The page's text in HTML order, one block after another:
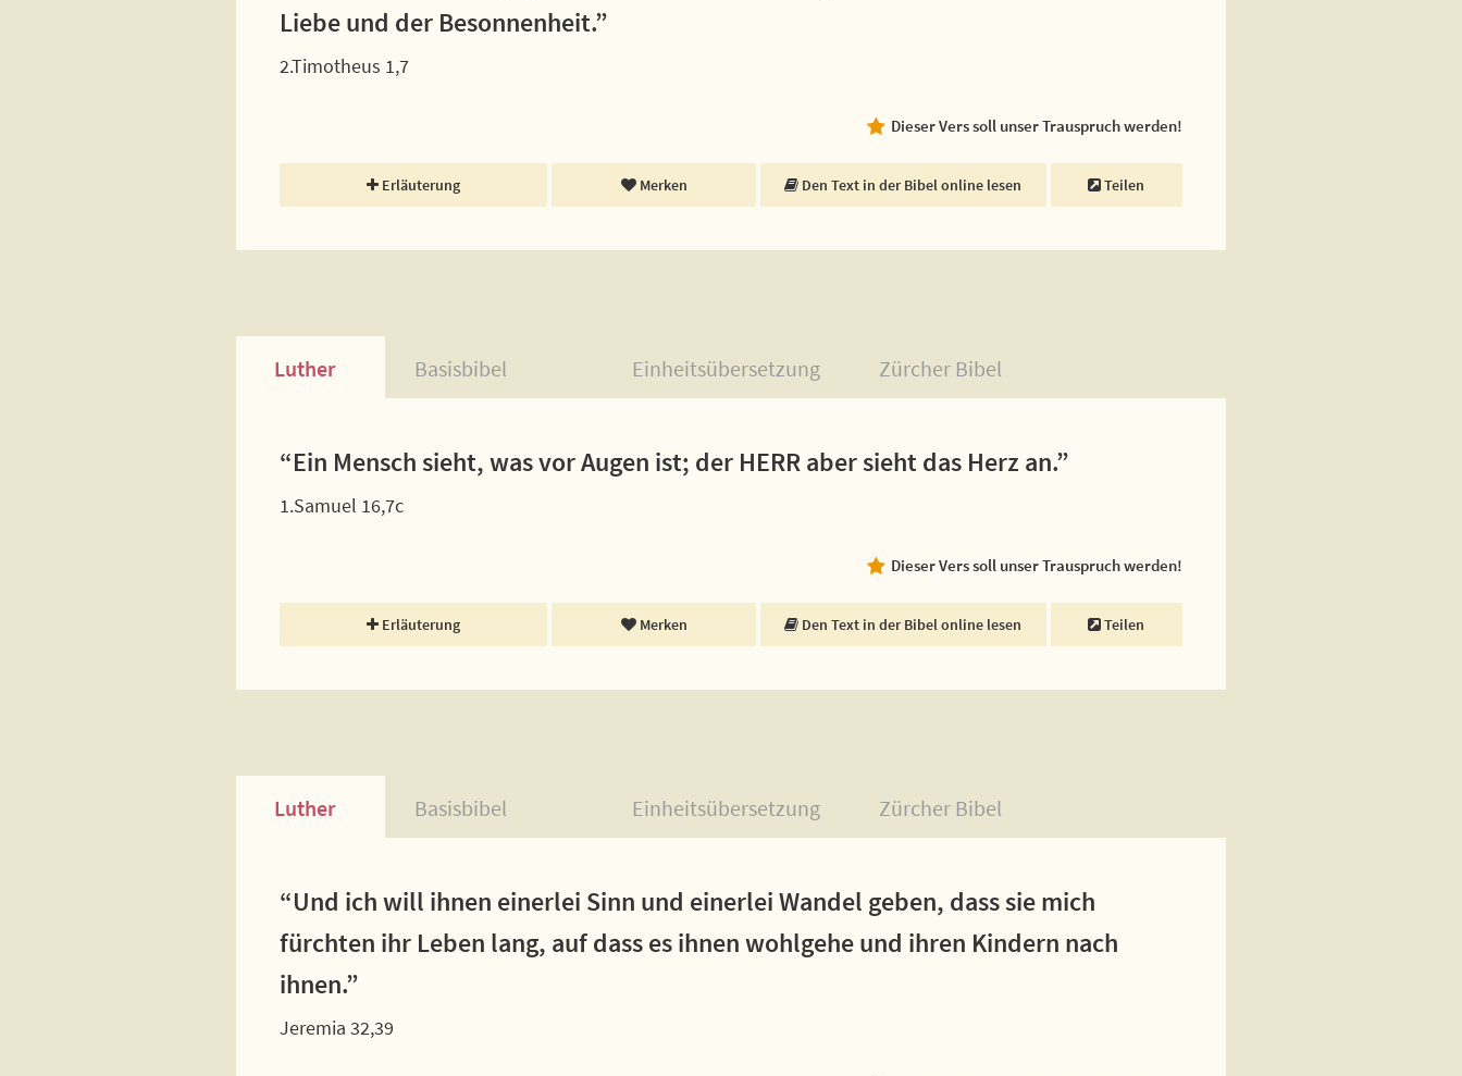
Liebe und der Besonnenheit.”
2.Timotheus 1,7
Dieser Vers soll unser Trauspruch werden!
Erläuterung Merken Den Text in der Bibel online lesen Teilen
Luther Basisbibel Einheitsübersetzung Zürcher Bibel
“Ein Mensch sieht, was vor Augen ist; der HERR aber sieht das Herz an.”
1.Samuel 16,7c
Dieser Vers soll unser Trauspruch werden!
Erläuterung Merken Den Text in der Bibel online lesen Teilen
Luther Basisbibel Einheitsübersetzung Zürcher Bibel
“Und ich will ihnen einerlei Sinn und einerlei Wandel geben, dass sie mich
fürchten ihr Leben lang, auf dass es ihnen wohlgehe und ihren Kindern nach
ihnen.”
Jeremia 32,39